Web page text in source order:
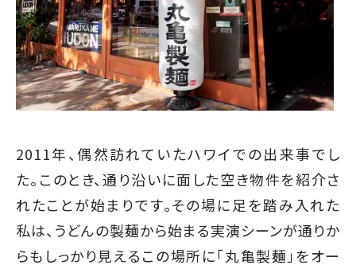
2011年、偶然訪れていたハワイでの出来事でし
た。このとき、通り沿いに面した空き物件を紹介さ
れたことが始まりです。その場に足を踏み入れた
私は、うどんの製麺から始まる実演シーンが通りか
らもしっかり見えるこの場所に「丸亀製麺」をオー